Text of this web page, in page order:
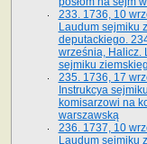
233. 1736, 10
Laudum sejmiku
deputackiego.
września, Halicz.
sejmiku
235. 1736, 17
Instrukcya
komisarzowi na
warszawską
236. 1737, 10
Laudum sejmiku